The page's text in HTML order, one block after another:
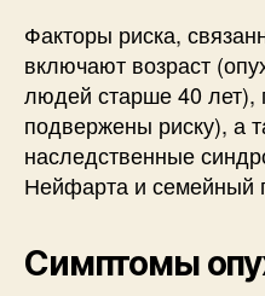
Факторы риска,
включают возраст
людей старше 40
подвержены риску), а
наследственные
Нейфарта и семейный
Симптомы